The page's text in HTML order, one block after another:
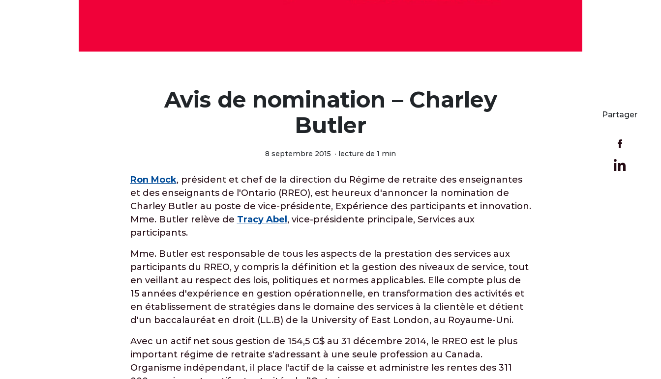
Avis de nomination – Charley
Butler
8 septembre 2015 · lecture de 1 min
Ron Mock, président et chef de la direction du Régime de retraite des enseignantes
et des enseignants de l'Ontario (RREO), est heureux d'annoncer la nomination de
Charley Butler au poste de vice‐présidente, Expérience des participants et innovation.
Mme. Butler relève de Tracy Abel , vice-présidente principale, Services aux
participants.
Mme. Butler est responsable de tous les aspects de la prestation des services aux
participants du RREO, y compris la définition et la gestion des niveaux de service, tout
en veillant au respect des lois, politiques et normes applicables. Elle compte plus de
15 années d'expérience en gestion opérationnelle, en transformation des activités et
en établissement de stratégies dans le domaine des services à la clientèle et détient
d'un baccalauréat en droit (LL.B) de la University of East London, au Royaume-Uni.
Avec un actif net sous gestion de 154,5 G$ au 31 décembre 2014, le RREO est le plus
important régime de retraite s'adressant à une seule profession au Canada.
Organisme indépendant, il place l'actif de la caisse et administre les rentes des 311
Partager